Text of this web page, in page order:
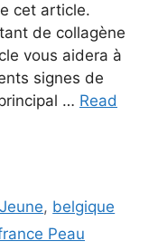
cet article.
de collagène
vous aidera à
signes de
… Read
, belgique
Peau